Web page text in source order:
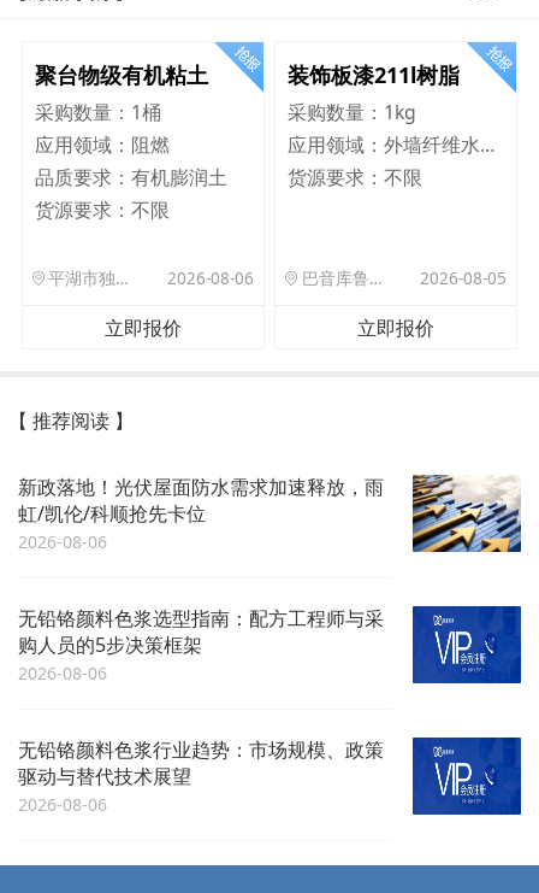
聚台物级有机粘土
采购数量： 1桶
应用领域： 阻燃
品质要求： 有机膨润土
货源要求： 不限
平湖市独山港镇集港路 589 号 2026-08-06
立即报价
装饰板漆211l树脂
采购数量： 1kg
应用领域：
外墙纤维水泥板
货源要求：不限
巴音库鲁提镇,托帕口岸六号库房 2026-08-05
立即报价
【 推荐阅读 】
新政落地！光伏屋面防水需求加速释放，雨
虹/凯伦/科顺抢先卡位
2026-08-06
无铅铬颜料色浆选型指南：配方工程师与采
购人员的5步决策框架
2026-08-06
无铅铬颜料色浆行业趋势：市场规模、政策
驱动与替代技术展望
2026-08-06